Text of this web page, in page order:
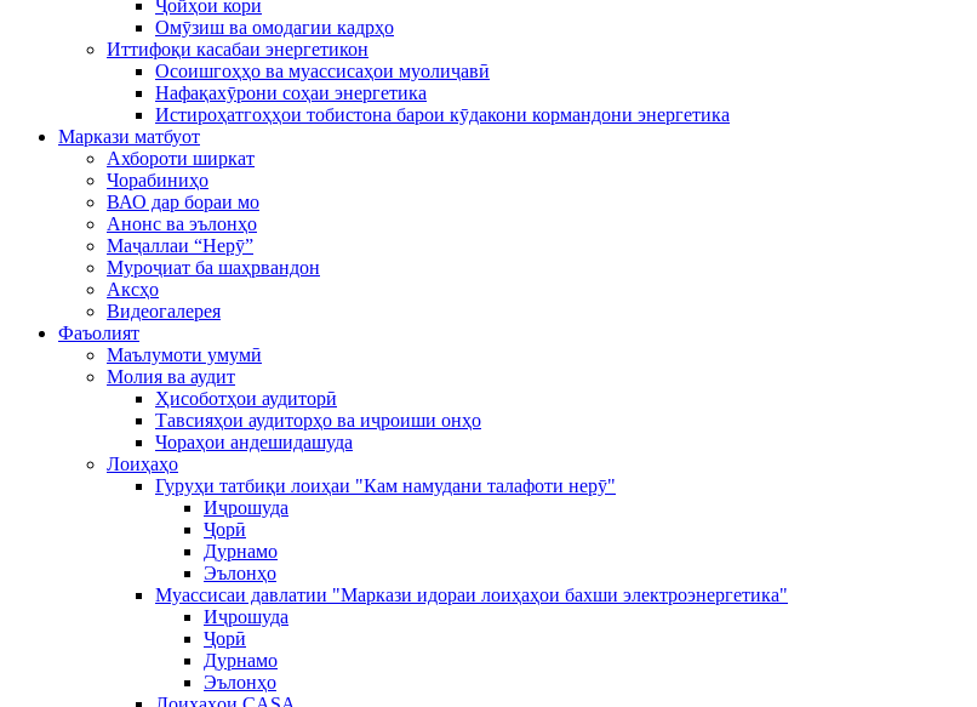
Ҷойҳои корӣ
Омӯзиш ва омодагии кадрҳо
Иттифоқи касабаи энергетикон
Осоишгоҳҳо ва муассисаҳои муолиҷавӣ
Нафақахӯрони соҳаи энергетика
Истироҳатгоҳҳои тобистона барои кӯдакони кормандони энергетика
Маркази матбуот
Ахбороти ширкат
Чорабиниҳо
ВАО дар бораи мо
Анонс ва эълонҳо
Маҷаллаи “Нерӯ”
Муроҷиат ба шаҳрвандон
Аксҳо
Видеогалерея
Фаъолият
Маълумоти умумӣ
Молия ва аудит
Ҳисоботҳои аудиторӣ
Тавсияҳои аудиторҳо ва иҷроиши онҳо
Чораҳои андешидашуда
Лоиҳаҳо
Гуруҳи татбиқи лоиҳаи "Кам намудани талафоти нерӯ"
Иҷрошуда
Ҷорӣ
Дурнамо
Эълонҳо
Муассисаи давлатии "Маркази идораи лоиҳаҳои бахши электроэнергетика"
Иҷрошуда
Ҷорӣ
Дурнамо
Эълонҳо